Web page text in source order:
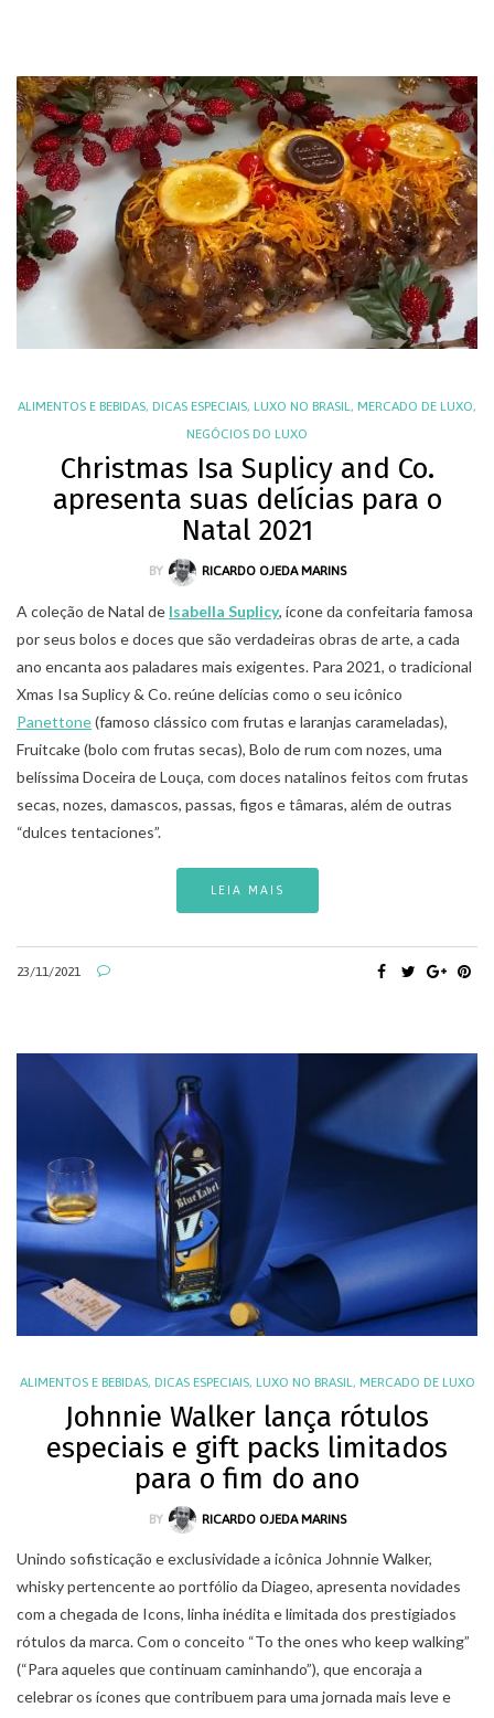
ALIMENTOS E BEBIDAS, DICAS ESPECIAIS, LUXO NO BRASIL, MERCADO DE LUXO,
NEGÓCIOS DO LUXO
Christmas Isa Suplicy and Co.
apresenta suas delícias para o
Natal 2021
BY RICARDO OJEDA MARINS
A coleção de Natal de Isabella Suplicy, ícone da confeitaria famosa
por seus bolos e doces que são verdadeiras obras de arte, a cada
ano encanta aos paladares mais exigentes. Para 2021, o tradicional
Xmas Isa Suplicy & Co. reúne delícias como o seu icônico
Panettone(famoso clássico com frutas e laranjas carameladas),
Fruitcake (bolo com frutas secas), Bolo de rum com nozes, uma
belíssima Doceira de Louça, com doces natalinos feitos com frutas
secas, nozes, damascos, passas, figos e tâmaras, além de outras
“dulces tentaciones”.
LEIA MAIS
23/11/2021
ALIMENTOS E BEBIDAS, DICAS ESPECIAIS, LUXO NO BRASIL, MERCADO DE LUXO
Johnnie Walker lança rótulos
especiais e gift packs limitados
para o fim do ano
BY RICARDO OJEDA MARINS
Unindo sofisticação e exclusividade a icônica Johnnie Walker,
whisky pertencente ao portfólio da Diageo, apresenta novidades
com a chegada de Icons, linha inédita e limitada dos prestigiados
rótulos da marca. Com o conceito “To the ones who keep walking”
(“Para aqueles que continuam caminhando”), que encoraja a
celebrar os ícones que contribuem para uma jornada mais leve e